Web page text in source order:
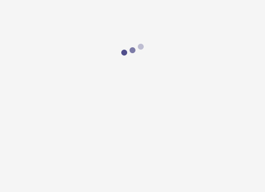
Loading...